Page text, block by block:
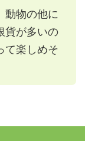
動物の他に
貨が多いの
て楽しめそ